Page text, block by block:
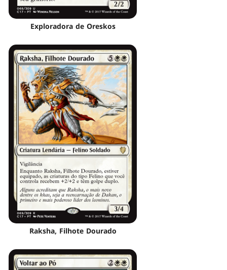
Exploradora de Oreskos
Raksha, Filhote Dourado